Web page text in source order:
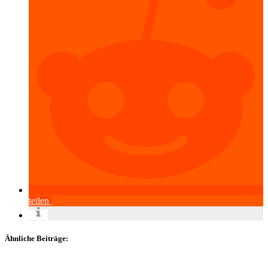
teilen
Ähnliche Beiträge: